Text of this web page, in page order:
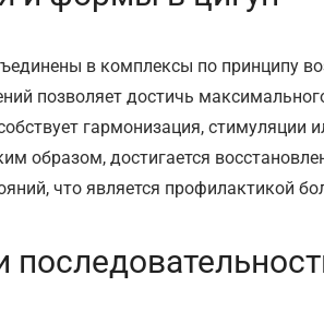
в комплексы по принципу
позволяет достичь
гармонизация, стимуляции
образом, достигается
что является профилактикой